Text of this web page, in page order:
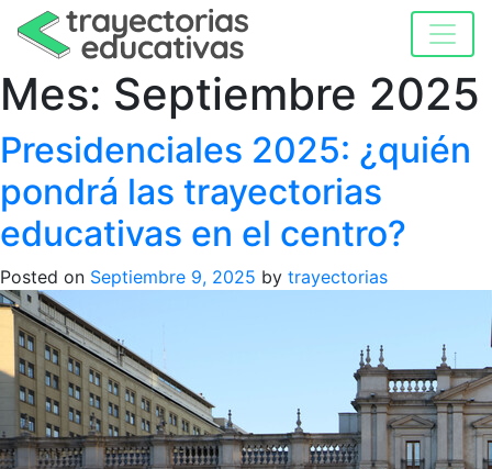
Mes: Septiembre 2025
Presidenciales 2025: ¿quién
pondrá las trayectorias
educativas en el centro?
Posted on Septiembre 9, 2025 by trayectorias